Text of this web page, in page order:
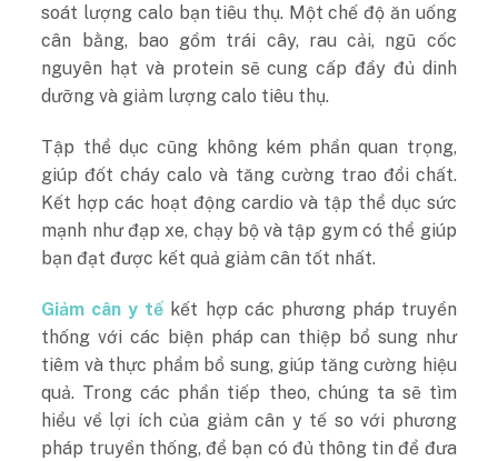
soát lượng calo bạn tiêu thụ. Một chế độ ăn uống
cân bằng, bao gồm trái cây, rau cải, ngũ cốc
nguyên hạt và protein sẽ cung cấp đầy đủ dinh
dưỡng và giảm lượng calo tiêu thụ.
Tập thể dục cũng không kém phần quan trọng,
giúp đốt cháy calo và tăng cường trao đổi chất.
Kết hợp các hoạt động cardio và tập thể dục sức
mạnh như đạp xe, chạy bộ và tập gym có thể giúp
bạn đạt được kết quả giảm cân tốt nhất.
Giảm cân y tế kết hợp các phương pháp truyền
thống với các biện pháp can thiệp bổ sung như
tiêm và thực phẩm bổ sung, giúp tăng cường hiệu
quả. Trong các phần tiếp theo, chúng ta sẽ tìm
hiểu về lợi ích của giảm cân y tế so với phương
pháp truyền thống, để bạn có đủ thông tin để đưa